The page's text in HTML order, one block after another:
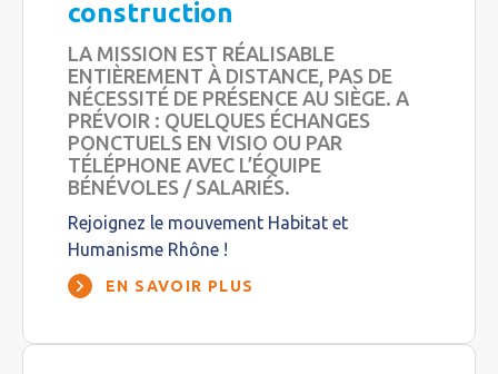
construction
LA MISSION EST RÉALISABLE
ENTIÈREMENT À DISTANCE, PAS DE
NÉCESSITÉ DE PRÉSENCE AU SIÈGE. A
PRÉVOIR : QUELQUES ÉCHANGES
PONCTUELS EN VISIO OU PAR
TÉLÉPHONE AVEC L’ÉQUIPE
BÉNÉVOLES / SALARIÉS.
Rejoignez le mouvement Habitat et
Humanisme Rhône !
EN SAVOIR PLUS